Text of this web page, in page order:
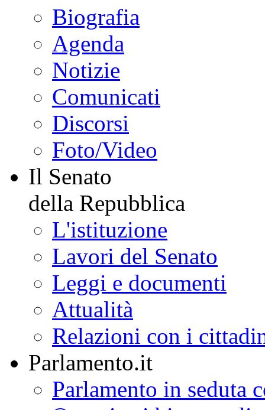
Biografia
Agenda
Notizie
Comunicati
Discorsi
Foto/Video
Il Senato
della Repubblica
L'istituzione
Lavori del Senato
Leggi e documenti
Attualità
Relazioni con i
Parlamento.it
Parlamento in seduta